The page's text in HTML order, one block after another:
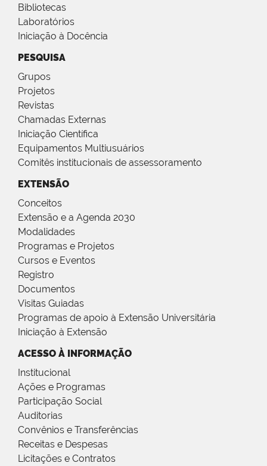
Bibliotecas
Laboratórios
Iniciação à Docência
PESQUISA
Grupos
Projetos
Revistas
Chamadas Externas
Iniciação Científica
Equipamentos Multiusuários
Comitês institucionais de assessoramento
EXTENSÃO
Conceitos
Extensão e a Agenda 2030
Modalidades
Programas e Projetos
Cursos e Eventos
Registro
Documentos
Visitas Guiadas
Programas de apoio à Extensão Universitária
Iniciação à Extensão
ACESSO À INFORMAÇÃO
Institucional
Ações e Programas
Participação Social
Auditorias
Convênios e Transferências
Receitas e Despesas
Licitações e Contratos